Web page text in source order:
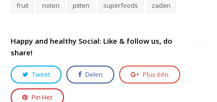
fruit noten pitten superfoods zaden
Happy and healthy Social: Like & follow us, do
share!
Tweet Delen Plus één
Pin Het